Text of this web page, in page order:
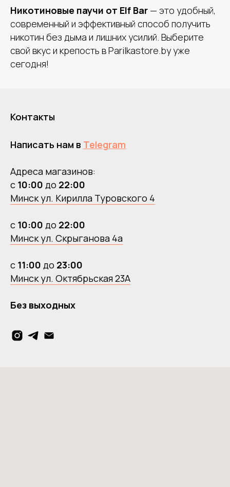
Никотиновые паучи от Elf Bar — это удобный,
современный и эффективный способ получить
никотин без дыма и лишних усилий. Выберите
свой вкус и крепость в Parilkastore.by уже
сегодня!
Контакты
Написать нам в Telegram
Адреса магазинов:
с 10:00 до 22:00
Минск ул. Кирилла Туровского 4
с 10:00 до 22:00
Минск ул. Скрыганова 4а
с 11:00 до 23:00
Минск ул. Октябрьская 23А
Без выходных